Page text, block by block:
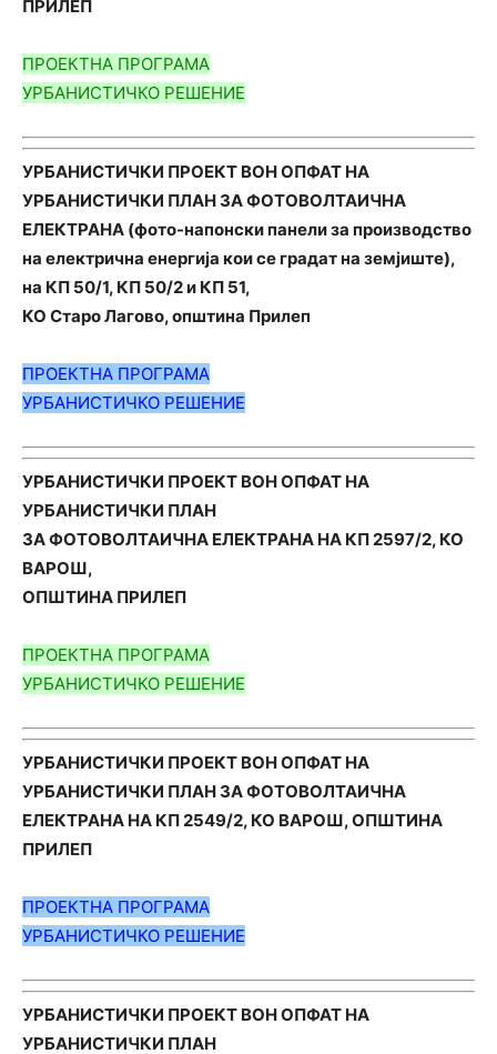
ПРИЛЕП
ПРОЕКТНА ПРОГРАМА
УРБАНИСТИЧКО РЕШЕНИЕ
УРБАНИСТИЧКИ ПРОЕКТ ВОН ОПФАТ НА
УРБАНИСТИЧКИ ПЛАН ЗА ФОТОВОЛТАИЧНА
ЕЛЕКТРАНА (фото-напонски панели за производство
на електрична енергија кои се градат на земјиште),
на КП 50/1, КП 50/2 и КП 51,
КО Старо Лагово, општина Прилеп
ПРОЕКТНА ПРОГРАМА
УРБАНИСТИЧКО РЕШЕНИЕ
УРБАНИСТИЧКИ ПРОЕКТ ВОН ОПФАТ НА
УРБАНИСТИЧКИ ПЛАН
ЗА ФОТОВОЛТАИЧНА ЕЛЕКТРАНА НА КП 2597/2, КО
ВАРОШ,
ОПШТИНА ПРИЛЕП
ПРОЕКТНА ПРОГРАМА
УРБАНИСТИЧКО РЕШЕНИЕ
УРБАНИСТИЧКИ ПРОЕКТ ВОН ОПФАТ НА
УРБАНИСТИЧКИ ПЛАН ЗА ФОТОВОЛТАИЧНА
ЕЛЕКТРАНА НА КП 2549/2, КО ВАРОШ, ОПШТИНА
ПРИЛЕП
ПРОЕКТНА ПРОГРАМА
УРБАНИСТИЧКО РЕШЕНИЕ
УРБАНИСТИЧКИ ПРОЕКТ ВОН ОПФАТ НА
УРБАНИСТИЧКИ ПЛАН